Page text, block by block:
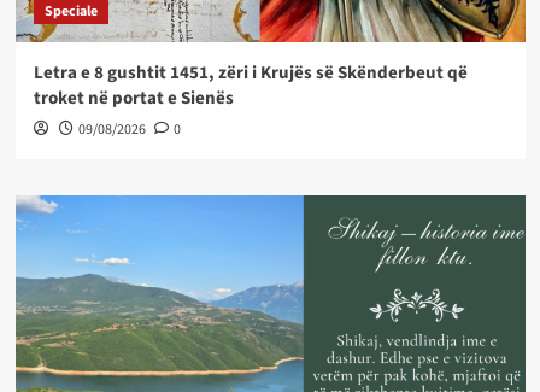
Speciale
Letra e 8 gushtit 1451, zëri i Krujës së Skënderbeut që
troket në portat e Sienës
09/08/2026 0